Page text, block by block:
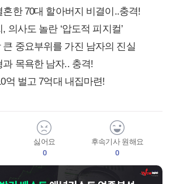
혼한 70대 할아버지 비결이..충격!
의사도 놀란 ‘압도적 피지컬’
중요부위를 가진 남자의 진실
목욕한 남자.. 충격!
억 벌고 7억대 내집마련!
싫어요
0
후속기사 원해요
0